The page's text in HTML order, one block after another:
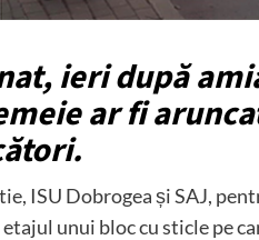
ieri după
ar fi
ISU Dobrogea și SAJ,
unui bloc cu sticle pe